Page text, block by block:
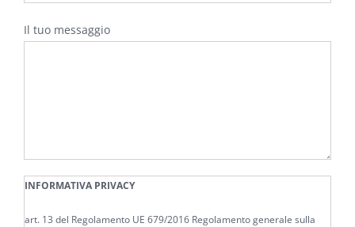
Il tuo messaggio
INFORMATIVA PRIVACY
art. 13 del Regolamento UE 679/2016 Regolamento generale sulla